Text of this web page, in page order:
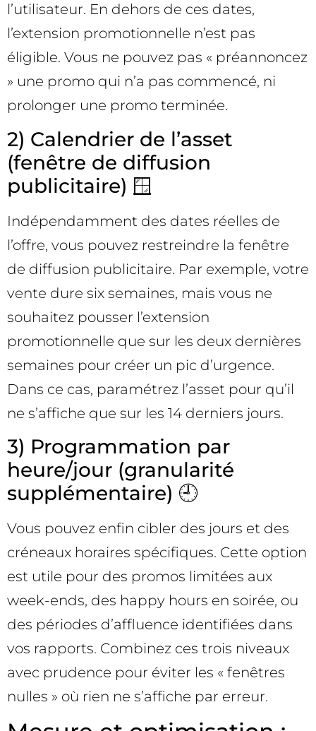
l’utilisateur. En dehors de ces dates,
l’extension promotionnelle n’est pas
éligible. Vous ne pouvez pas « préannoncez
» une promo qui n’a pas commencé, ni
prolonger une promo terminée.
2) Calendrier de l’asset
(fenêtre de diffusion
publicitaire) 🪟
Indépendamment des dates réelles de
l’offre, vous pouvez restreindre la fenêtre
de diffusion publicitaire. Par exemple, votre
vente dure six semaines, mais vous ne
souhaitez pousser l’extension
promotionnelle que sur les deux dernières
semaines pour créer un pic d’urgence.
Dans ce cas, paramétrez l’asset pour qu’il
ne s’affiche que sur les 14 derniers jours.
3) Programmation par
heure/jour (granularité
supplémentaire) 🕘
Vous pouvez enfin cibler des jours et des
créneaux horaires spécifiques. Cette option
est utile pour des promos limitées aux
week-ends, des happy hours en soirée, ou
des périodes d’affluence identifiées dans
vos rapports. Combinez ces trois niveaux
avec prudence pour éviter les « fenêtres
nulles » où rien ne s’affiche par erreur.